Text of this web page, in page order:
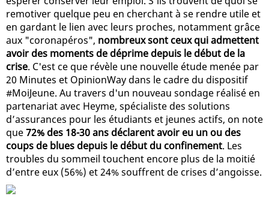
remotiver quelque peu en cherchant à se rendre utile et
en gardant le lien avec leurs proches, notamment grâce
aux "coronapéros", nombreux sont ceux qui admettent
avoir des moments de déprime depuis le début de la
crise. C'est ce que révèle une nouvelle étude menée par
20 Minutes et OpinionWay dans le cadre du dispositif
#MoiJeune. Au travers d'un nouveau sondage réalisé en
partenariat avec Heyme, spécialiste des solutions
d’assurances pour les étudiants et jeunes actifs, on note
que72% des 18-30 ans déclarent avoir eu un ou des
coups de blues depuis le début du confinement. Les
troubles du sommeil touchent encore plus de la moitié
d’entre eux (56%) et 24% souffrent de crises d’angoisse.